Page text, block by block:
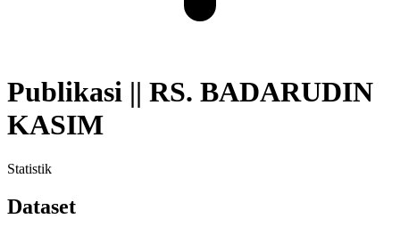
Publikasi || RS. BADARUDIN
KASIM
Statistik
Dataset